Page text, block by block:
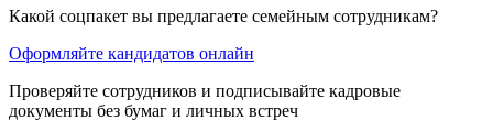
Какой соцпакет вы предлагаете семейным сотрудникам?
Оформляйте кандидатов онлайн
Проверяйте сотрудников и подписывайте кадровые
документы без бумаг и личных встреч